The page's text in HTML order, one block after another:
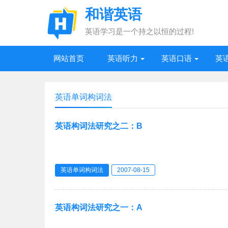
和谐英语
英语学习是一个持之以恒的过程!
网站首页 英语听力 英语口语 英
英语单词构词法
英语构词法研究之二：B
英语单词构词法 2007-08-15
英语构词法研究之一：A